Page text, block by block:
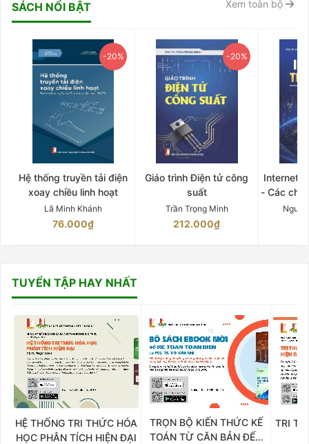
SÁCH NỔI BẬT Xem toàn bộ
-20%
Hệ thống truyền tải điện
xoay chiều linh hoạt
Lã Minh Khánh
76.000₫
-20%
Giáo trình Điện tử công
suất
Trần Trọng Minh
212.000₫
Internet
- Các
TUYỂN TẬP HAY NHẤT
HỆ THỐNG TRI THỨC HÓA
HỌC PHÂN TÍCH HIỆN ĐẠI
TRỌN BỘ KIẾN THỨC KẾ
TOÁN TỪ CĂN BẢN ĐẾN
TRI